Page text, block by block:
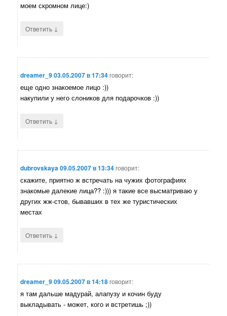
моем скромном лице:)
Ответить ↓
dreamer_903.05.2007 в 17:34говорит:
еще одно знакоемое лицо :))
накупили у него слоников для подарочков :))
Ответить ↓
dubrovskaya09.05.2007 в 13:34говорит:
скажите, приятно ж встречать на чужих фотографиях
знакомые далекие лица?? :))) я такие все высматриваю у
других жж-стов, бывавших в тех же туристических
местах
Ответить ↓
dreamer_909.05.2007 в 14:18говорит:
я там дальше мадурай, алапузу и кочин буду
выкладывать - может, кого и встретишь ;))